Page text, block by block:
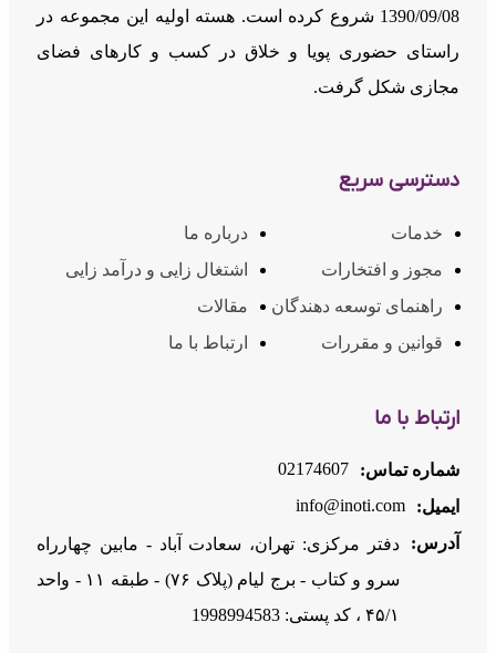
1390/09/08 شروع کرده است. هسته اولیه این مجموعه در
راستای حضوری پویا و خلاق در کسب و کارهای فضای
مجازی شکل گرفت.
دسترسی سریع
خدمات
درباره ما
مجوز و افتخارات
اشتغال زایی و درآمد زایی
راهنمای توسعه دهندگان
مقالات
قوانین و مقررات
ارتباط با ما
ارتباط با ما
شماره تماس:
02174607
ایمیل:
info@inoti.com
آدرس:
دفتر مرکزی: تهران، سعادت آباد - مابین چهارراه
سرو و کتاب - برج لیام (پلاک ۷۶) - طبقه ۱۱ - واحد
۴۵/۱ ، کد پستی: 1998994583